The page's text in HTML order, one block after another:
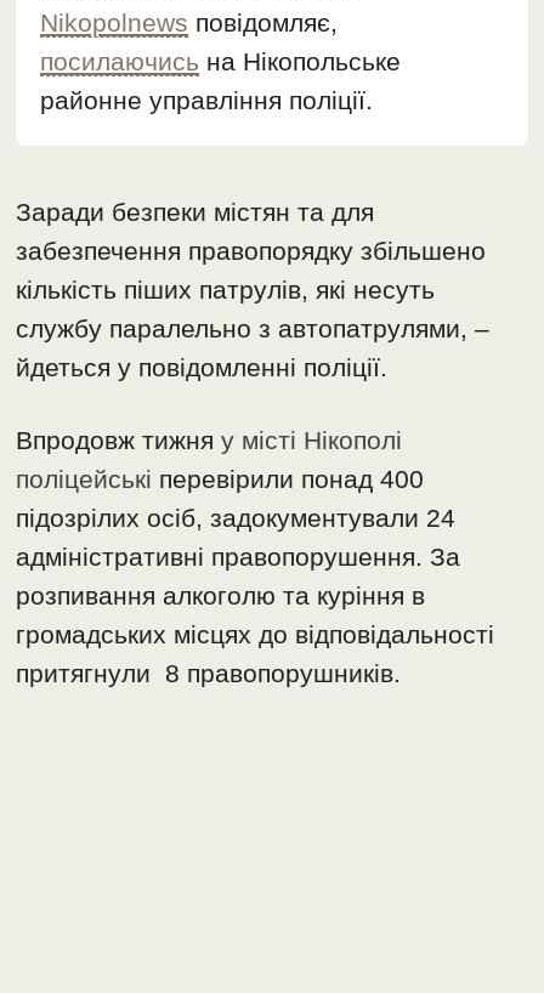
Nikopolnews повідомляє,
посилаючись на Нікопольське
районне управління поліції.
Заради безпеки містян та для
забезпечення правопорядку збільшено
кількість піших патрулів, які несуть
службу паралельно з автопатрулями, –
йдеться у повідомленні поліції.
Впродовж тижняу місті Нікополі
поліцейські перевірили понад 400
підозрілих осіб, задокументували 24
адміністративні правопорушення. За
розпивання алкоголю та куріння в
громадських місцях до відповідальності
притягнули 8 правопорушників.